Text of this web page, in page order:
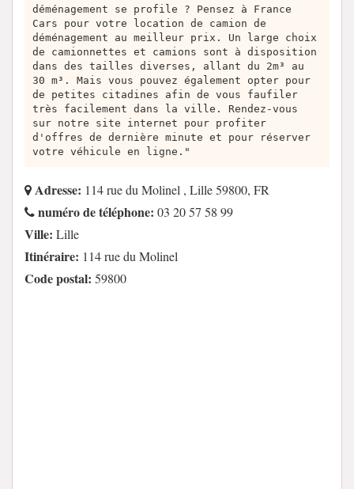
déménagement se profile ? Pensez à France
Cars pour votre location de camion de
déménagement au meilleur prix. Un large choix
de camionnettes et camions sont à disposition
dans des tailles diverses, allant du 2m³ au
30 m³. Mais vous pouvez également opter pour
de petites citadines afin de vous faufiler
très facilement dans la ville. Rendez-vous
sur notre site internet pour profiter
d'offres de dernière minute et pour réserver
votre véhicule en ligne."
Adresse: 114 rue du Molinel , Lille 59800, FR
numéro de téléphone: 03 20 57 58 99
Ville: Lille
Itinéraire: 114 rue du Molinel
Code postal: 59800